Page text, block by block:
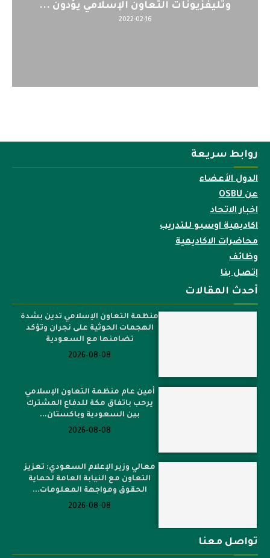
التعاون الإسلامي يؤدون ...
روابط سريعة
الدول الأعضاء
عن OSBU
اخبار الاتحاد
اكاديمية اوسبو للتدريب
محاضرات الاكاديمية
وظائف
إتصل بنا
أحدث المقالات
منظمة التعاون الإسلامي تدين بشدة
الهجمات الحوثية على نجران وتؤكد
تضامنها مع السعودية
2026-08-08
أمين عام منظمة التعاون الإسلامي
يرحب باتفاق مكة للدفاع المشترك
بين السعودية وباكستان...
2026-08-08
معالي وزير الإعلام السعودي: تعزيز
التعاون مع النيابة العامة لحماية
الحقوق ومواجهة المعلومات...
2026-08-08
تواصل معنا